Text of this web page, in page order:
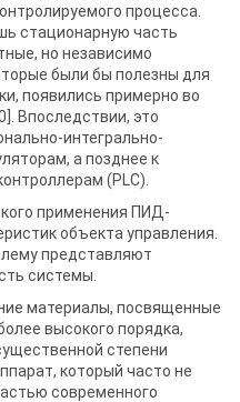
процесса.
стационарную часть
но независимо
были бы полезны для
появились примерно во
Впоследствии, это
интегрально-
а позднее к
(PLC).
применения ПИД-
объекта управления.
представляют
системы.
материалы, посвященные
высокого порядка,
степени
который часто не
современного